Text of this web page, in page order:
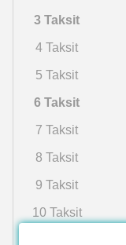
3 Taksit
4 Taksit
5 Taksit
6 Taksit
7 Taksit
8 Taksit
9 Taksit
10 Taksit